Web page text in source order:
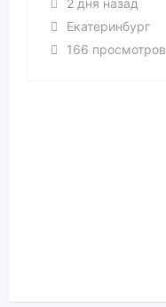
Екатеринбург
166 просмотров